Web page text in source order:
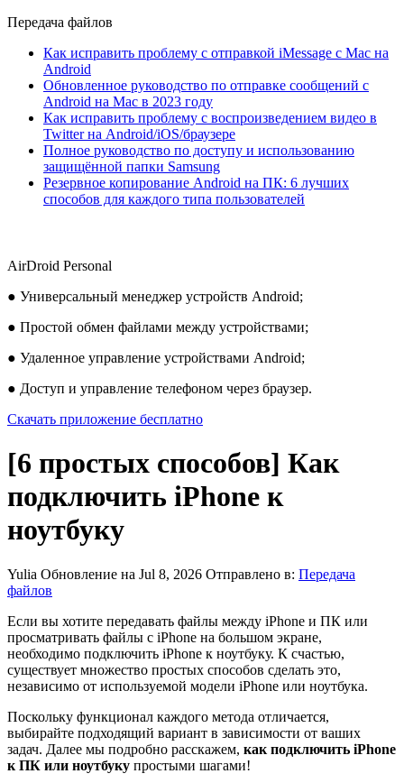
Передача файлов
Как исправить проблему с отправкой iMessage с Mac на
Android
Обновленное руководство по отправке сообщений с
Android на Mac в 2023 году
Как исправить проблему с воспроизведением видео в
Twitter на Android/iOS/браузере
Полное руководство по доступу и использованию
защищённой папки Samsung
Резервное копирование Android на ПК: 6 лучших
способов для каждого типа пользователей
AirDroid Personal
● Универсальный менеджер устройств Android;
● Простой обмен файлами между устройствами;
● Удаленное управление устройствами Android;
● Доступ и управление телефоном через браузер.
Скачать приложение бесплатно
[6 простых способов] Как
подключить iPhone к
ноутбуку
Yulia Обновление на Jul 8, 2026 Отправлено в: Передача
файлов
Если вы хотите передавать файлы между iPhone и ПК или
просматривать файлы с iPhone на большом экране,
необходимо подключить iPhone к ноутбуку. К счастью,
существует множество простых способов сделать это,
независимо от используемой модели iPhone или ноутбука.
Поскольку функционал каждого метода отличается,
выбирайте подходящий вариант в зависимости от ваших
задач. Далее мы подробно расскажем, как подключить iPhone
к ПК или ноутбуку простыми шагами!